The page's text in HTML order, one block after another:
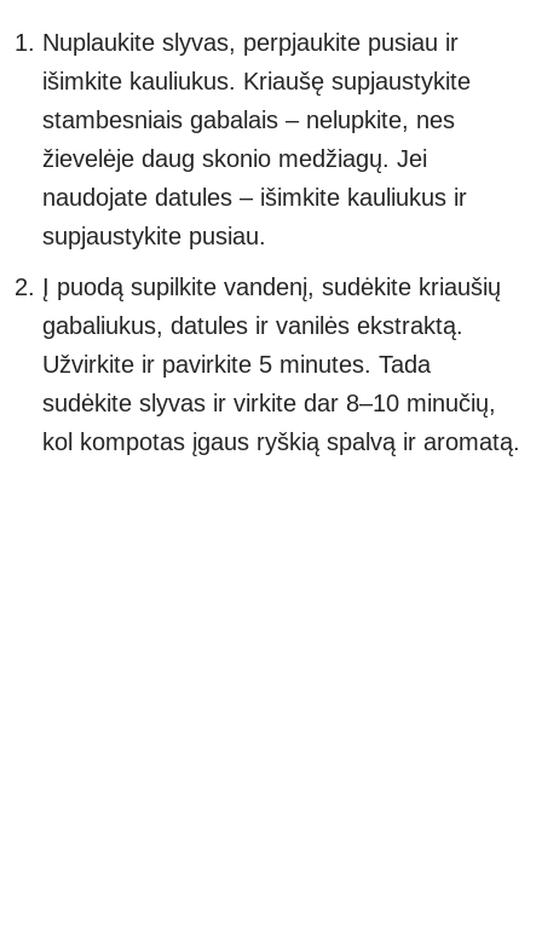
Nuplaukite slyvas, perpjaukite pusiau ir
išimkite kauliukus. Kriaušę supjaustykite
stambesniais gabalais – nelupkite, nes
žievelėje daug skonio medžiagų. Jei
naudojate datules – išimkite kauliukus ir
supjaustykite pusiau.
Į puodą supilkite vandenį, sudėkite kriaušių
gabaliukus, datules ir vanilės ekstraktą.
Užvirkite ir pavirkite 5 minutes. Tada
sudėkite slyvas ir virkite dar 8–10 minučių,
kol kompotas įgaus ryškią spalvą ir aromatą.